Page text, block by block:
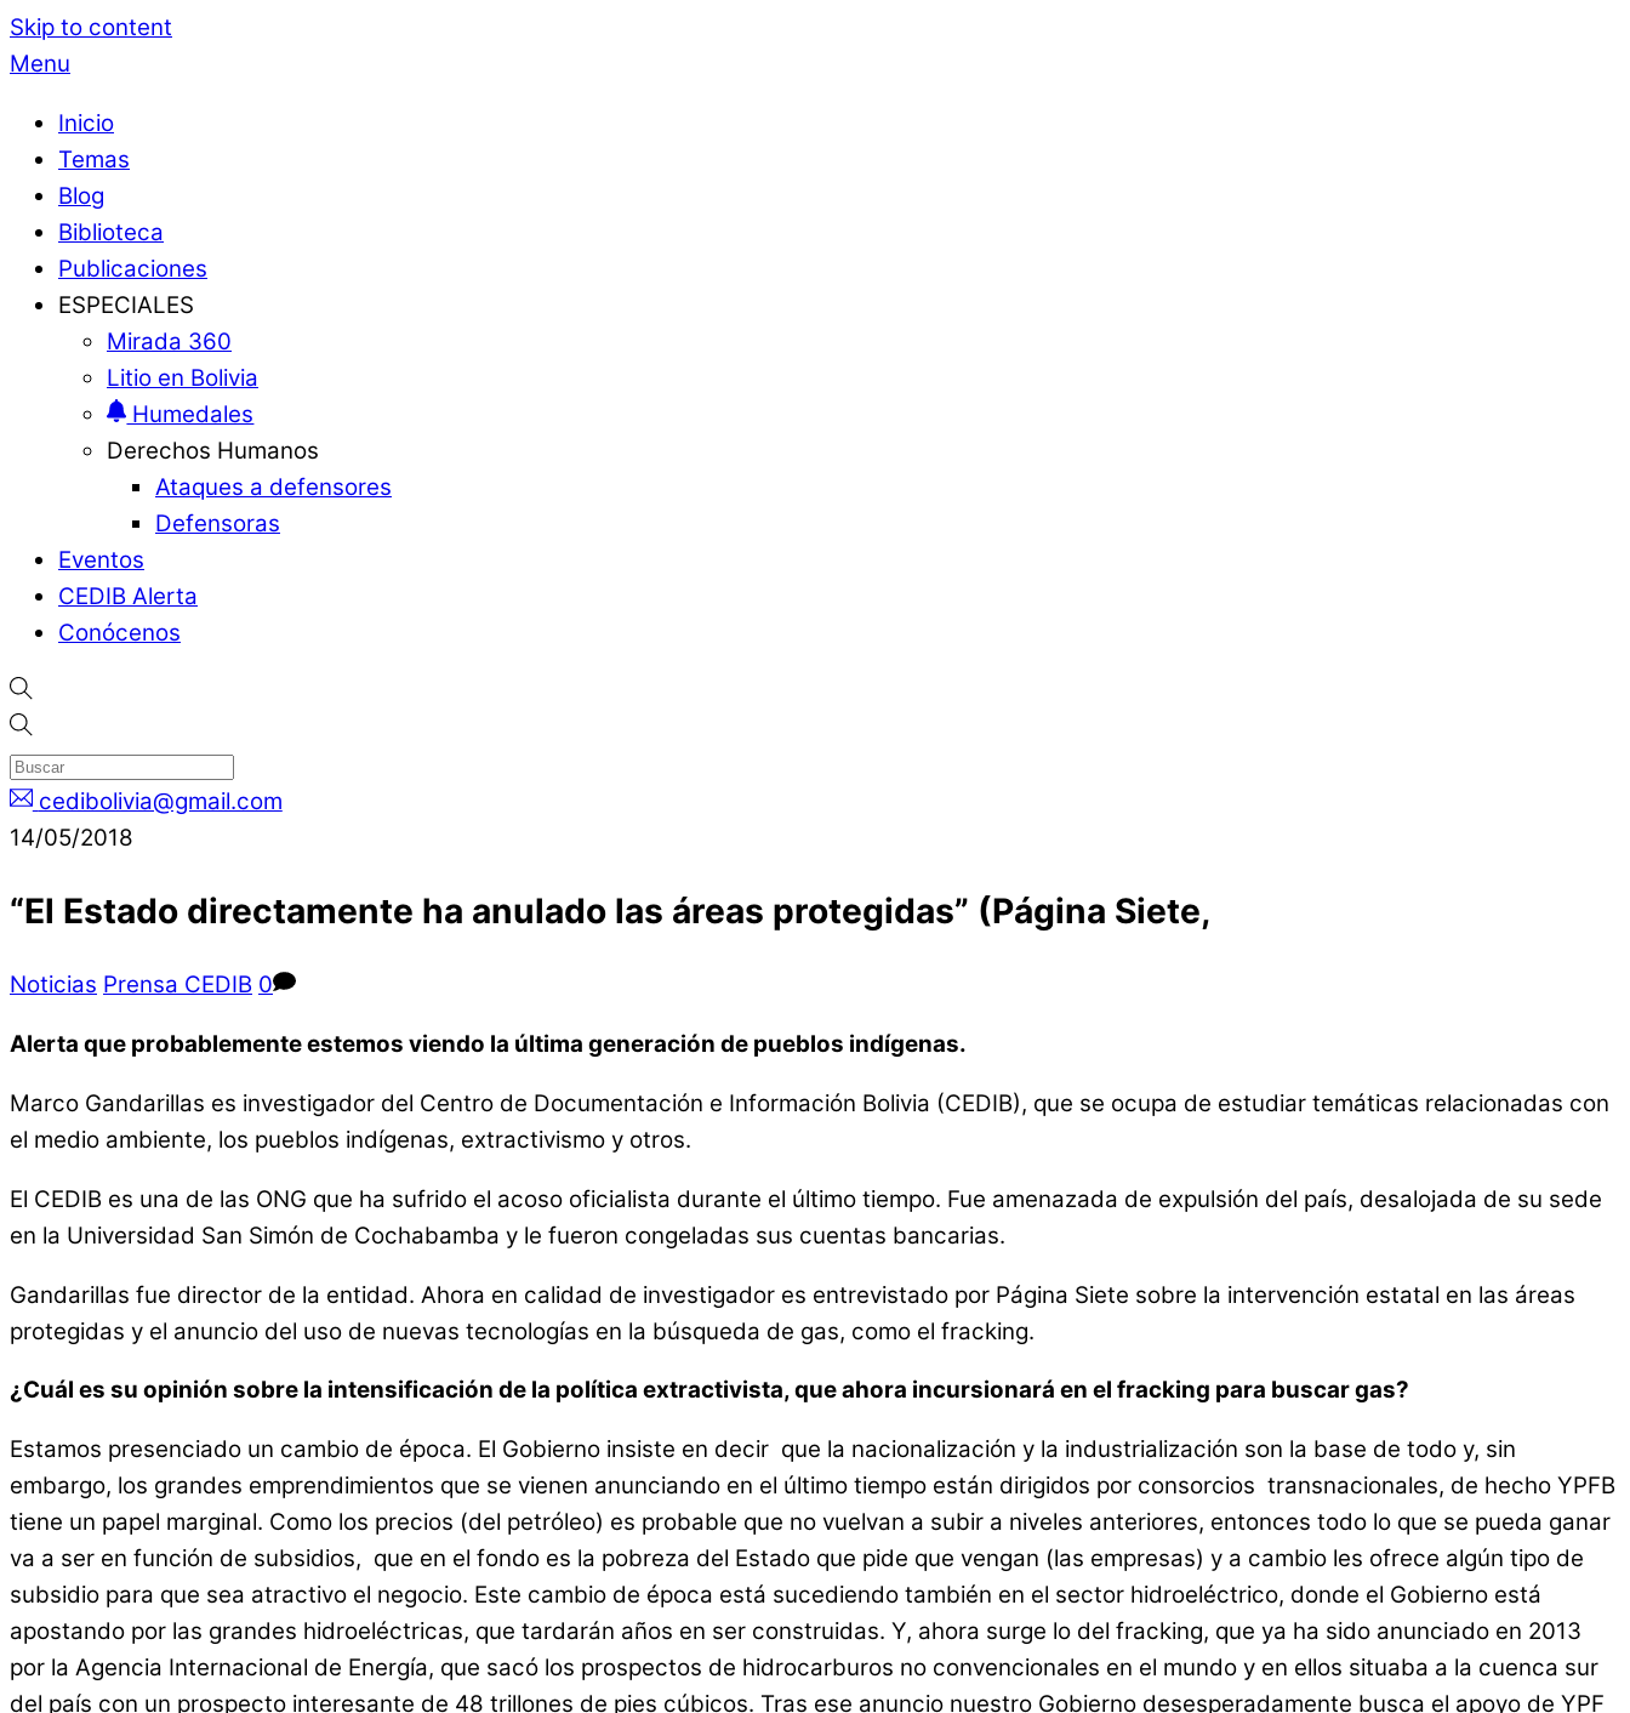
Skip to content
Menu
Inicio
Temas
Blog
Biblioteca
Publicaciones
ESPECIALES
Mirada 360
Litio en Bolivia
Humedales
Derechos Humanos
Ataques a defensores
Defensoras
Eventos
CEDIB Alerta
Conócenos
cedibolivia@gmail.com
14/05/2018
“El Estado directamente ha anulado las áreas protegidas” (Página Siete,
Noticias Prensa CEDIB 0
Alerta que probablemente estemos viendo la última generación de pueblos indígenas.
Marco Gandarillas es investigador del Centro de Documentación e Información Bolivia (CEDIB), que se ocupa de estudiar temáticas relacionadas con
el medio ambiente, los pueblos indígenas, extractivismo y otros.
El CEDIB es una de las ONG que ha sufrido el acoso oficialista durante el último tiempo. Fue amenazada de expulsión del país, desalojada de su sede
en la Universidad San Simón de Cochabamba y le fueron congeladas sus cuentas bancarias.
Gandarillas fue director de la entidad. Ahora en calidad de investigador es entrevistado por Página Siete sobre la intervención estatal en las áreas
protegidas y el anuncio del uso de nuevas tecnologías en la búsqueda de gas, como el fracking.
¿Cuál es su opinión sobre la intensificación de la política extractivista, que ahora incursionará en el fracking para buscar gas?
Estamos presenciado un cambio de época. El Gobierno insiste en decir que la nacionalización y la industrialización son la base de todo y, sin
embargo, los grandes emprendimientos que se vienen anunciando en el último tiempo están dirigidos por consorcios transnacionales, de hecho YPFB
tiene un papel marginal. Como los precios (del petróleo) es probable que no vuelvan a subir a niveles anteriores, entonces todo lo que se pueda ganar
va a ser en función de subsidios, que en el fondo es la pobreza del Estado que pide que vengan (las empresas) y a cambio les ofrece algún tipo de
subsidio para que sea atractivo el negocio. Este cambio de época está sucediendo también en el sector hidroeléctrico, donde el Gobierno está
apostando por las grandes hidroeléctricas, que tardarán años en ser construidas. Y, ahora surge lo del fracking, que ya ha sido anunciado en 2013
por la Agencia Internacional de Energía, que sacó los prospectos de hidrocarburos no convencionales en el mundo y en ellos situaba a la cuenca sur
del país con un prospecto interesante de 48 trillones de pies cúbicos. Tras ese anuncio nuestro Gobierno desesperadamente busca el apoyo de YPF